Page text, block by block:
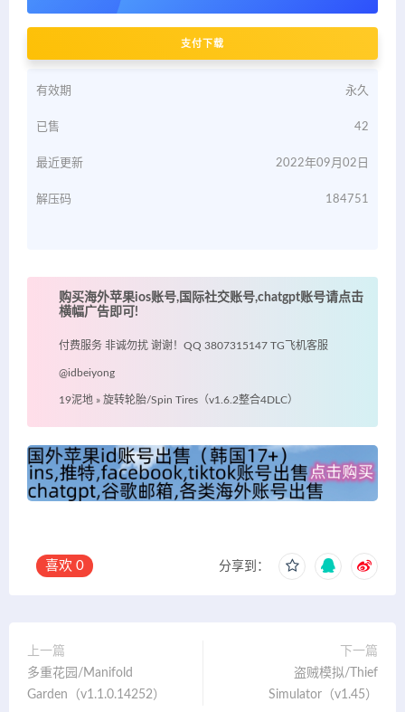
支付下载
有效期 永久
已售 42
最近更新 2022年09月02日
解压码 184751
购买海外苹果ios账号,国际社交账号,chatgpt账号请点击
横幅广告即可!
付费服务 非诚勿扰 谢谢！QQ 3807315147 TG飞机客服
@idbeiyong
19泥地 » 旋转轮胎/Spin Tires（v1.6.2整合4DLC）
喜欢 0 分享到：
上一篇
多重花园/Manifold
Garden（v1.1.0.14252）
下一篇
盗贼模拟/Thief
Simulator（v1.45）